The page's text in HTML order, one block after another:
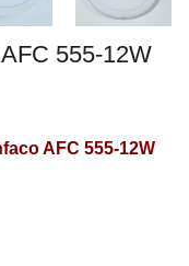
555-12W
AFC 555-12W